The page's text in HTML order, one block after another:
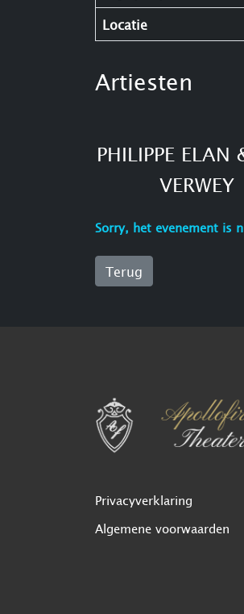
Locatie
Artiesten
PHILIPPE ELAN
VERWEY
Sorry, het evenement is
Terug
Privacyverklaring
Algemene voorwaarden